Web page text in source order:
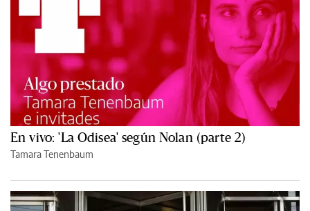
En vivo: 'La Odisea' según Nolan (parte 2)
Tamara Tenenbaum